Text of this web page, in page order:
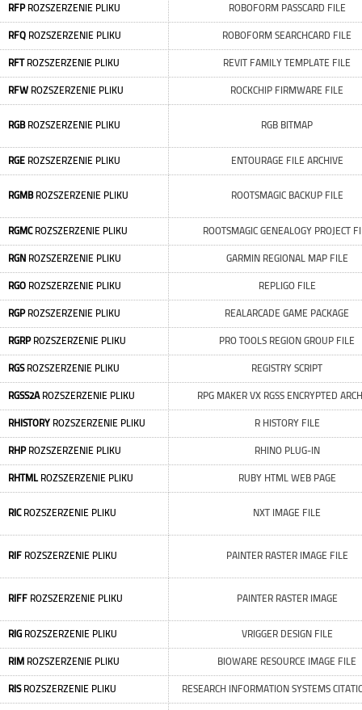
RFPROZSZERZENIE PLIKU ROBOFORM PASSCARD FILE
RFQ ROZSZERZENIE PLIKU ROBOFORM SEARCHCARD FILE
RFTROZSZERZENIE PLIKU REVIT FAMILY TEMPLATE FILE
RFW ROZSZERZENIE PLIKU ROCKCHIP FIRMWARE FILE
RGBROZSZERZENIE PLIKU RGB BITMAP
RGE ROZSZERZENIE PLIKU ENTOURAGE FILE ARCHIVE
RGMBROZSZERZENIE PLIKU ROOTSMAGIC BACKUP FILE
RGMCROZSZERZENIE PLIKU ROOTSMAGIC GENEALOGY PROJECT
RGN ROZSZERZENIE PLIKU GARMIN REGIONAL MAP FILE
RGO ROZSZERZENIE PLIKU REPLIGO FILE
RGPROZSZERZENIE PLIKU REALARCADE GAME PACKAGE
RGRPROZSZERZENIE PLIKU PRO TOOLS REGION GROUP FILE
RGSROZSZERZENIE PLIKU REGISTRY SCRIPT
RGSS2AROZSZERZENIE PLIKU RPG MAKER VX RGSS ENCRYPTED
RHISTORY ROZSZERZENIE PLIKU R HISTORY FILE
RHPROZSZERZENIE PLIKU RHINO PLUG-IN
RHTMLROZSZERZENIE PLIKU RUBY HTML WEB PAGE
RICROZSZERZENIE PLIKU NXT IMAGE FILE
RIF ROZSZERZENIE PLIKU PAINTER RASTER IMAGE FILE
RIFF ROZSZERZENIE PLIKU PAINTER RASTER IMAGE
RIG ROZSZERZENIE PLIKU VRIGGER DESIGN FILE
RIM ROZSZERZENIE PLIKU BIOWARE RESOURCE IMAGE FILE
RISROZSZERZENIE PLIKU RESEARCH INFORMATION SYSTEMS